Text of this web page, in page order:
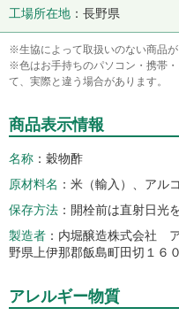
工場所在地
長野県
※生協によって取扱いのない商品が
※色はお手持ちのパソコン・携帯
て、実際と違う場合があります。
商品表示情報
名称
穀物酢
原材料名
米（輸入）、アル
保存方法
開栓前は直射日光
製造者
内堀醸造株式会社
野県上伊那郡飯島町田切１６
アレルギー物質